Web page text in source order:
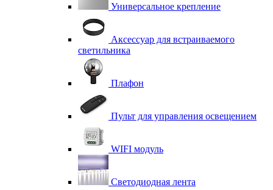
Универсальное крепление
Аксессуар для встраиваемого
светильника
Плафон
Пульт для управления освещением
WIFI модуль
Светодиодная лента